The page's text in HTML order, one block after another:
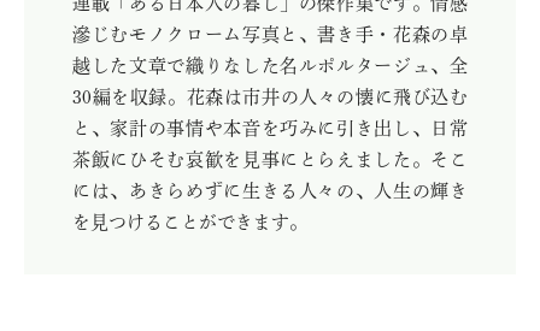
滲じむモノクローム写真と、書き手・花森の卓
越した文章で織りなした名ルポルタージュ、全
30編を収録。花森は市井の人々の懐に飛び込む
と、家計の事情や本音を巧みに引き出し、日常
茶飯にひそむ哀歓を見事にとらえました。そこ
には、あきらめずに生きる人々の、人生の輝き
を見つけることができます。